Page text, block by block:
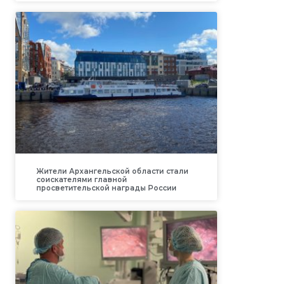
Жители Архангельской области стали
соискателями главной
просветительской награды России